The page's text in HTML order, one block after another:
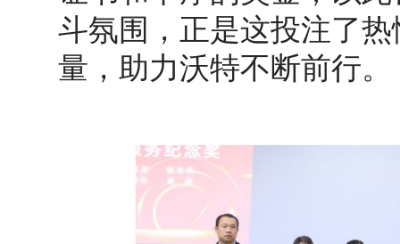
斗氛围，正是这投注了
量，助力沃特不断前行。